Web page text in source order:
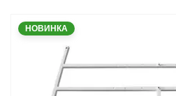
НОВИНКА